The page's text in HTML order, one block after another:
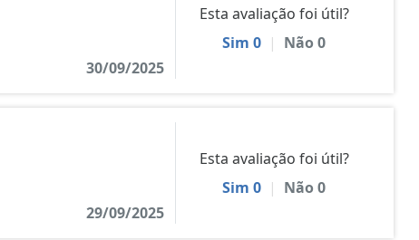
30/09/2025
Esta avaliação foi útil?
Sim 0 | Não0
29/09/2025
Esta avaliação foi útil?
Sim 0 | Não0